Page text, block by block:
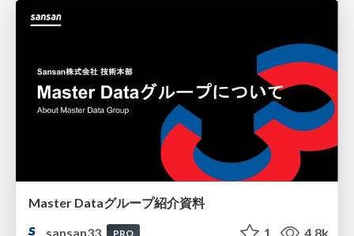
Master Dataグループ紹介資料
sansan33
PRO 1 4.8k